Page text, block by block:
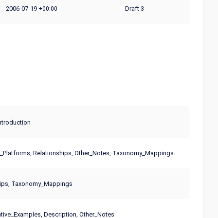
2006-07-19+00:00 Draft 3
Relationships, Other_Notes, Taxonomy_Mappings
Taxonomy_Mappings
Description, Other_Notes